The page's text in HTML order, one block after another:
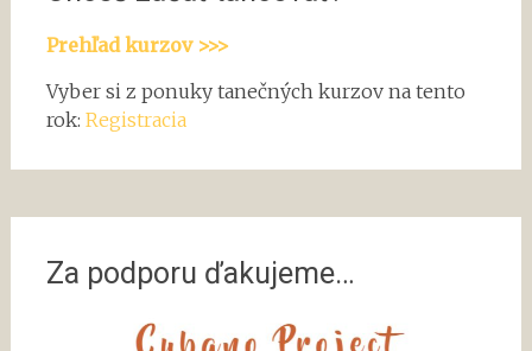
Prehľad kurzov >>>
Vyber si z ponuky tanečných kurzov na tento
rok: Registracia
Za podporu ďakujeme…